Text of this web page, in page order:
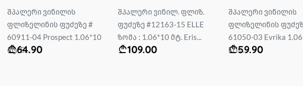
შპალერი ვინილის
ფლიზელინის ფუძეზე #
60911-04 Prospect 1.06*10
მტ. E...
64.90
შპალერი ვინილ. ფლიზ.
ფუძეზე #12163-15 ELLE
ზომა : 1.06*10 მტ. Eris...
109.00
შპალერი ვინილის
ფლიზელინის
61050-03 Evrika
Eris...59.90